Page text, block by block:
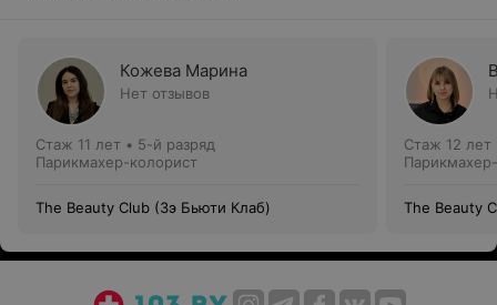
Кожева Марина
Нет отзывов
Стаж 11 лет • 5-й разряд
Парикмахер-колорист
The Beauty Club (Зэ Бьюти Клаб)
Стаж 12 лет
The Beauty